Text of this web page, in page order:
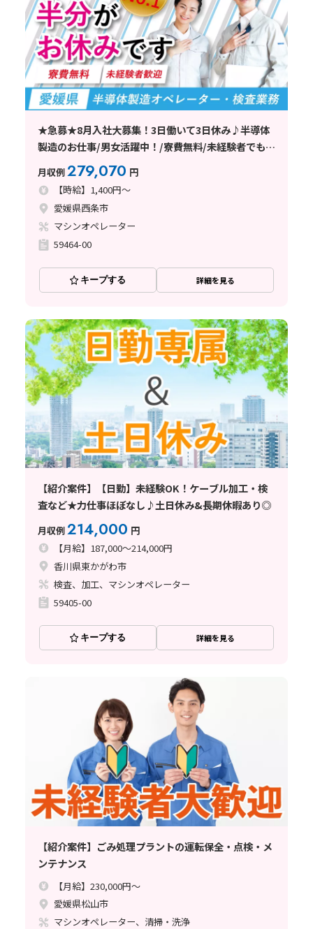
★急募★8月入社大募集！3日働いて3日休み♪半導体
製造のお仕事/男女活躍中！/寮費無料/未経験者でも安
心の丁寧な指導/西条市
月収例279,070 円
【時給】1,400円～
愛媛県西条市
マシンオペレーター
59464-00
キープする 詳細を見る
【紹介案件】【日勤】未経験OK！ケーブル加工・検
査など★力仕事ほぼなし♪土日休み&長期休暇あり◎
月収例214,000 円
【月給】187,000～214,000円
香川県東かがわ市
検査、加工、マシンオペレーター
59405-00
キープする 詳細を見る
【紹介案件】ごみ処理プラントの運転保全・点検・メ
ンテナンス
【月給】230,000円～
愛媛県松山市
マシンオペレーター、清掃・洗浄